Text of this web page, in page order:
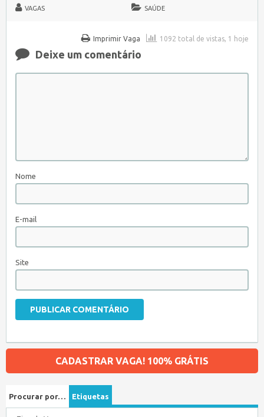
VAGAS SAÚDE
1092 total de vistas, 1 hoje
Imprimir Vaga
Deixe um comentário
Nome
E-mail
Site
CADASTRAR VAGA! 100% GRÁTIS
Procurar por… Etiquetas